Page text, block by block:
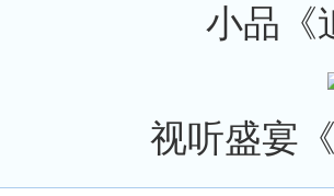
小品《
视听盛宴